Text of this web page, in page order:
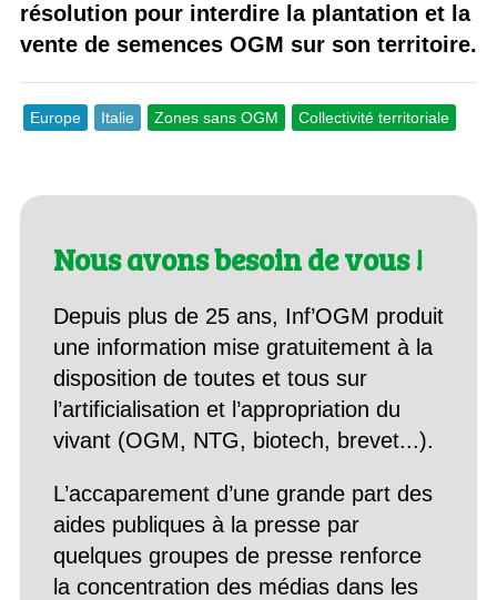
résolution pour interdire la plantation et la
vente de semences OGM sur son territoire.
Europe Italie Zones sans OGM Collectivité territoriale
Nous avons besoin de vous !
Depuis plus de 25 ans, Inf’OGM produit
une information mise gratuitement à la
disposition de toutes et tous sur
l’artificialisation et l’appropriation du
vivant (OGM, NTG, biotech, brevet...).
L’accaparement d’une grande part des
aides publiques à la presse par
quelques groupes de presse renforce
la concentration des médias dans les